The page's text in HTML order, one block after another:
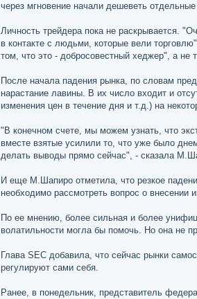
через мгновение начали дешеветь
Личность трейдера пока не раскрывается.
в контакте с людьми, которые вели
том, что это - добросовестный хеджер", а не
После начала падения рынка, по словам
нарастание лавины. В их число входит и
изменения цен в течение дня и т.д.) на
"В конечном счете, мы можем узнать, что
вместе взятые усилили то, что уже было
делать выводы прямо сейчас", - сказала
И еще М.Шапиро отметила, что резкое
необходимо рассмотреть вопрос о
По ее мнению, более сильная и более
волатильности могла бы помочь. Но она не
Глава SEC добавила, что сейчас рынки
регулируют сами себя.
Ранее, в понедельник, представитель